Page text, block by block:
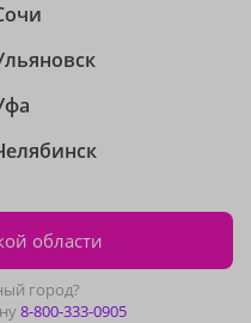
области
город?
8-800-333-0905